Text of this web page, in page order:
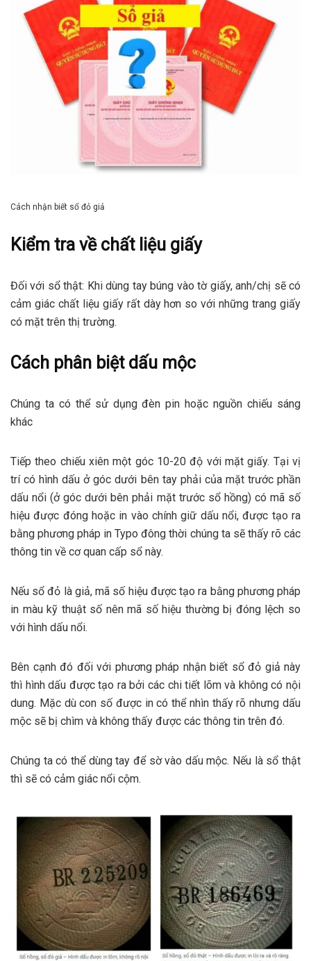
Cách nhận biết sổ đỏ giả
Kiểm tra về chất liệu giấy
Đối với sổ thật: Khi dùng tay búng vào tờ giấy, anh/chị sẽ có
cảm giác chất liệu giấy rất dày hơn so với những trang giấy
có mặt trên thị trường.
Cách phân biệt dấu mộc
Chúng ta có thể sử dụng đèn pin hoặc nguồn chiếu sáng
khác
Tiếp theo chiếu xiên một góc 10-20 độ với mặt giấy. Tại vị
trí có hình dấu ở góc dưới bên tay phải của mặt trước phần
dấu nổi (ở góc dưới bên phải mặt trước sổ hồng) có mã số
hiệu được đóng hoặc in vào chính giữ dấu nổi, được tạo ra
bằng phương pháp in Typo đông thời chúng ta sẽ thấy rõ các
thông tin về cơ quan cấp sổ này.
Nếu sổ đỏ là giả, mã số hiệu được tạo ra bằng phương pháp
in màu kỹ thuật số nên mã số hiệu thường bị đóng lệch so
với hình dấu nổi.
Bên cạnh đó đối với phương pháp nhận biết sổ đỏ giả này
thì hình dấu được tạo ra bởi các chi tiết lõm và không có nội
dung. Mặc dù con số được in có thể nhìn thấy rõ nhưng dấu
mộc sẽ bị chìm và không thấy được các thông tin trên đó.
Chúng ta có thể dùng tay để sờ vào dấu mộc. Nếu là sổ thật
thì sẽ có cảm giác nổi cộm.